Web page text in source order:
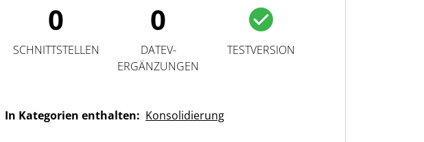
0
SCHNITTSTELLEN
0
DATEV-
ERGÄNZUNGEN
TESTVERSION
In Kategorien enthalten: Konsolidierung